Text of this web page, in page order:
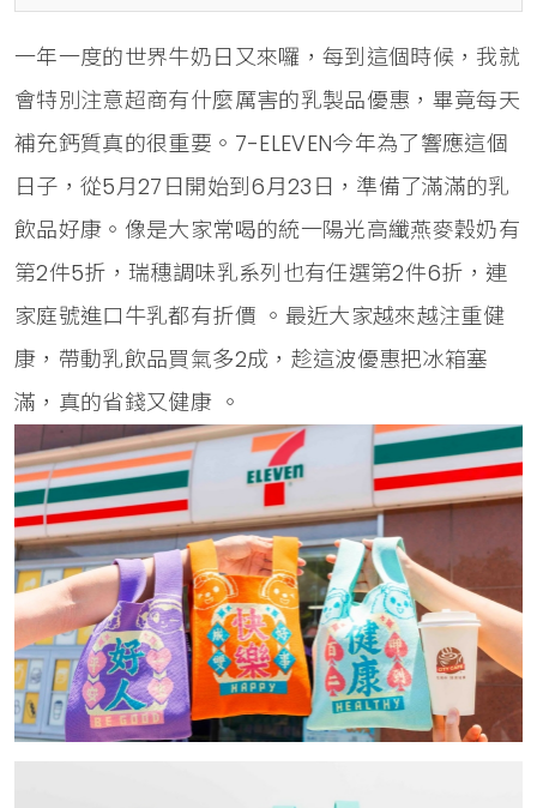
一年一度的世界牛奶日又來囉，每到這個時候，我就
會特別注意超商有什麼厲害的乳製品優惠，畢竟每天
補充鈣質真的很重要。7-ELEVEN今年為了響應這個
日子，從5月27日開始到6月23日，準備了滿滿的乳
飲品好康。像是大家常喝的統一陽光高纖燕麥穀奶有
第2件5折，瑞穗調味乳系列也有任選第2件6折，連
家庭號進口牛乳都有折價 。最近大家越來越注重健
康，帶動乳飲品買氣多2成，趁這波優惠把冰箱塞
滿，真的省錢又健康 。